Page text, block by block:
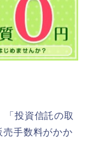
「投資信託の取
手数料がかか